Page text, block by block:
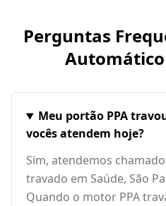
Perguntas
Meu portão PPA
vocês atendem hoje?
Sim, atendemos
travado em Saúde, São
Quando o motor PPA